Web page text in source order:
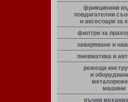
фрикционни
повдигателни
и аксесоари за
филтри за
заваряване и
пневматика и
режещи
и
машини
ръчни